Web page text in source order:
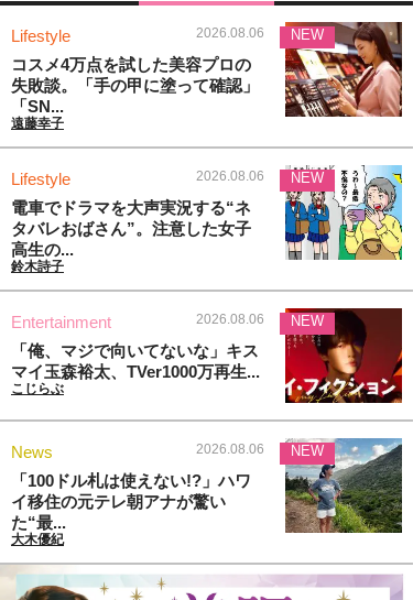
Lifestyle 2026.08.06
コスメ4万点を試した美容プロの
失敗談。「手の甲に塗って確認」
「SN...
遠藤幸子
NEW
Lifestyle 2026.08.06
電車でドラマを大声実況する“ネ
タバレおばさん”。注意した女子
高生の...
鈴木詩子
NEW
Entertainment 2026.08.06
「俺、マジで向いてないな」キス
マイ玉森裕太、TVer1000万再生...
こじらぶ
NEW
News 2026.08.06
「100ドル札は使えない!?」ハワ
イ移住の元テレ朝アナが驚い
た“最...
大木優紀
NEW